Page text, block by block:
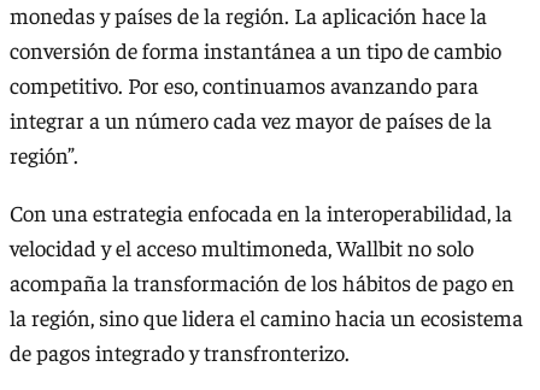
monedas y países de la región. La aplicación hace la
conversión de forma instantánea a un tipo de cambio
competitivo. Por eso, continuamos avanzando para
integrar a un número cada vez mayor de países de la
región”.‍
Con una estrategia enfocada en la interoperabilidad, la
velocidad y el acceso multimoneda, Wallbit no solo
acompaña la transformación de los hábitos de pago en
la región, sino que lidera el camino hacia un ecosistema
de pagos integrado y transfronterizo.